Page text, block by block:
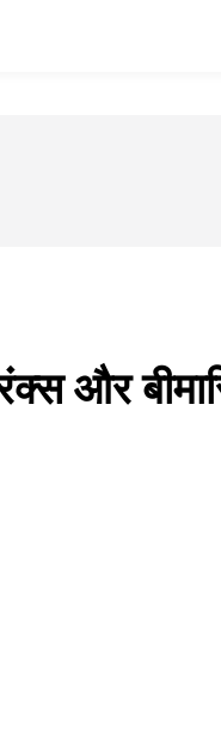
और